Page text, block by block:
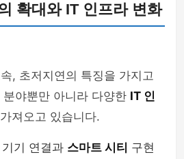
확대와 IT 인프라 변화
, 초저지연의 특징을 가지고
야뿐만 아니라 다양한 IT 인
져오고 있습니다.
기 연결과 스마트 시티 구현